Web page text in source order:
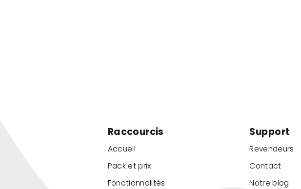
Raccourcis
Accueil
Pack et prix
Fonctionnalités
Support
Revendeurs
Contact
Notre blog